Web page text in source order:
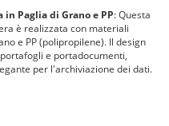
in Paglia di Grano e PP: Questa
è realizzata con materiali
e PP (polipropilene). Il design
e portadocumenti,
per l'archiviazione dei dati.